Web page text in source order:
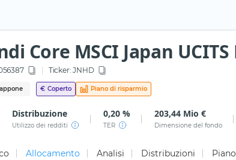
Core MSCI Japan UCITS
Ticker: JNHD
€ Coperto Piano di risparmio
Distribuzione
Utilizzo dei redditi
0,20 %
TER
203,44 Mio €
Dimensione del fondo
Allocamento Analisi Distribuzioni